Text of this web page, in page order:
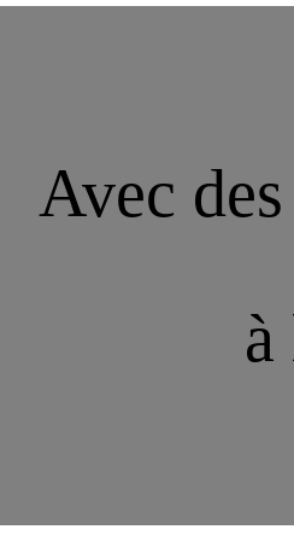
Avec
à